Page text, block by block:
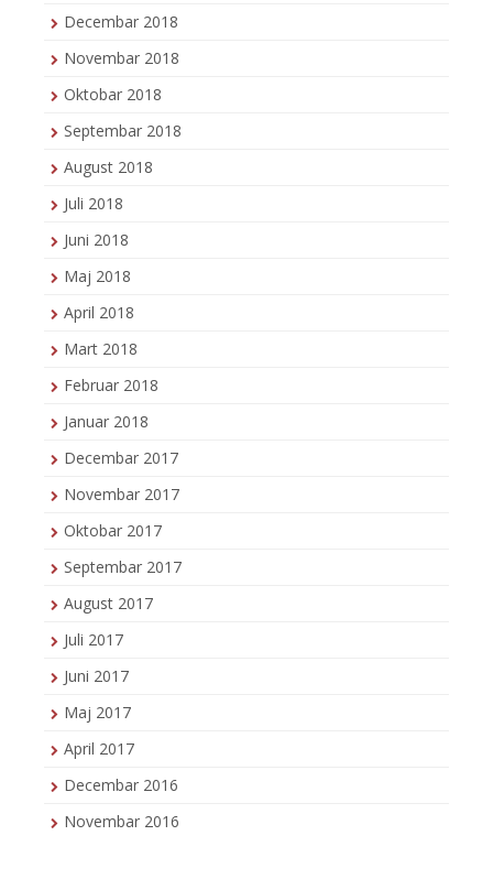
Decembar 2018
Novembar 2018
Oktobar 2018
Septembar 2018
August 2018
Juli 2018
Juni 2018
Maj 2018
April 2018
Mart 2018
Februar 2018
Januar 2018
Decembar 2017
Novembar 2017
Oktobar 2017
Septembar 2017
August 2017
Juli 2017
Juni 2017
Maj 2017
April 2017
Decembar 2016
Novembar 2016